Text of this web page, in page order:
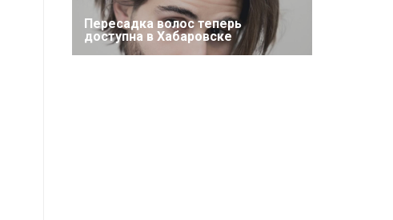
Пересадка волос теперь
доступна в Хабаровске